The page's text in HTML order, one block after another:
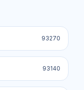
93270
93140